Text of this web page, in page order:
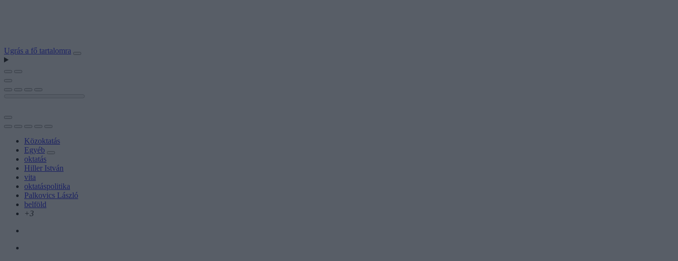
Ugrás a fő tartalomra
Közoktatás
Egyéb
oktatás
Hiller István
vita
oktatáspolitika
Palkovics László
belföld
+3